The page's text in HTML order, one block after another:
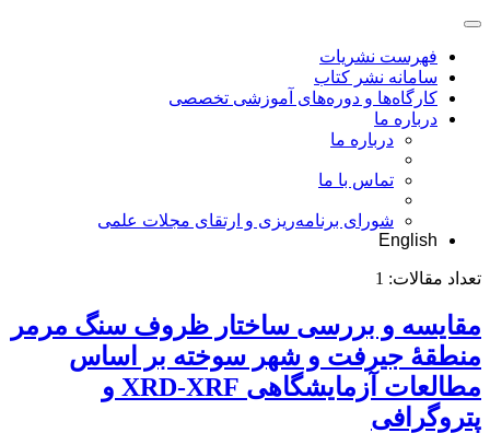
فهرست نشریات
سامانه نشر کتاب
کارگاه‌ها و دوره‌های آموزشی تخصصی
درباره ما
درباره ما
تماس با ما
شورای برنامه‌ریزی و ارتقای مجلات علمی
English
تعداد مقالات: 1
مقایسه و بررسی ساختار ظروف سنگ مرمر
منطقۀ جیرفت و شهر سوخته بر اساس
مطالعات آزمایشگاهی XRD-XRF و
پتروگرافی